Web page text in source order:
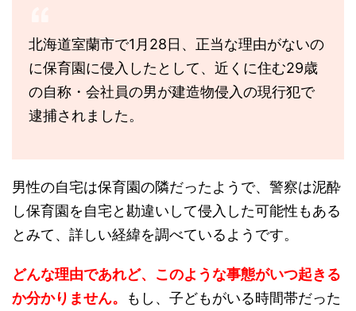
北海道室蘭市で1月28日、正当な理由がないの
に保育園に侵入したとして、近くに住む29歳
の自称・会社員の男が建造物侵入の現行犯で
逮捕されました。
男性の自宅は保育園の隣だったようで、警察は泥酔
し保育園を自宅と勘違いして侵入した可能性もある
とみて、詳しい経緯を調べているようです。
どんな理由であれど、このような事態がいつ起きる
か分かりません。
もし、子どもがいる時間帯だった